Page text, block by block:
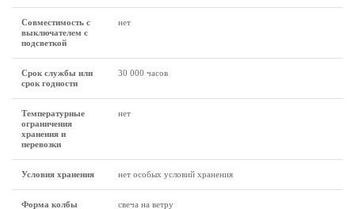
Совместимость с
выключателем с
подсветкой
нет
Срок службы или
срок годности
30 000 часов
Температурные
ограничения
хранения и
перевозки
нет
Условия хранения нет особых условий хранения
Форма колбы свеча на ветру